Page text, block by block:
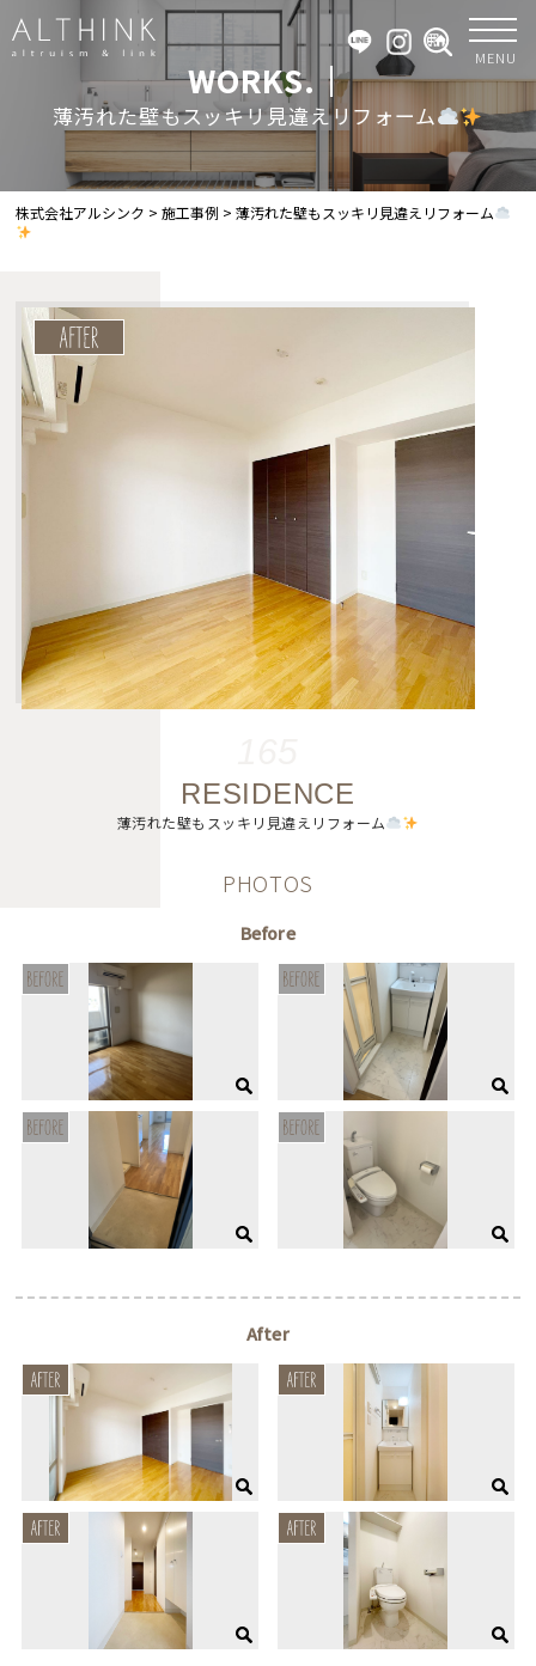
MENU
WORKS.｜
薄汚れた壁もスッキリ見違えリフォーム
株式会社アルシンク >施工事例 >薄汚れた壁もスッキリ見違えリフォーム
RESIDENCE
薄汚れた壁もスッキリ見違えリフォーム
PHOTOS
Before
After